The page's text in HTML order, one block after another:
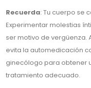
Recuerda: Tu cuerpo se
Experimentar molestias
ser motivo de vergüenza.
evita la automedicación
ginecólogo para obtener
tratamiento adecuado.